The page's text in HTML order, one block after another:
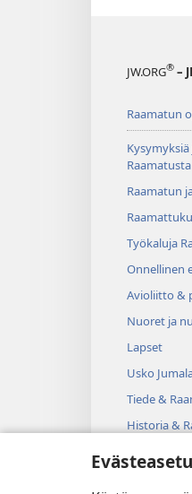
JW.ORG® –
Raamatun
Raamatusta
Raamatun
Työkaluja
Onnellinen
Avioliitto &
Nuoret ja
Lapset
Usko
Tiede &
Historia &